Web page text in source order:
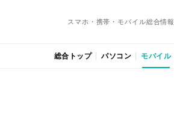
スマホ・携帯・モバイル総合情報
総合トップ パソコン モバイル